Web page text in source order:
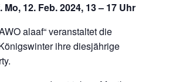
12. Feb. 2024, 13 – 17 Uhr
alaaf“ veranstaltet die
ihre diesjährige